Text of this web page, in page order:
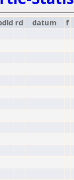
rd datum
f